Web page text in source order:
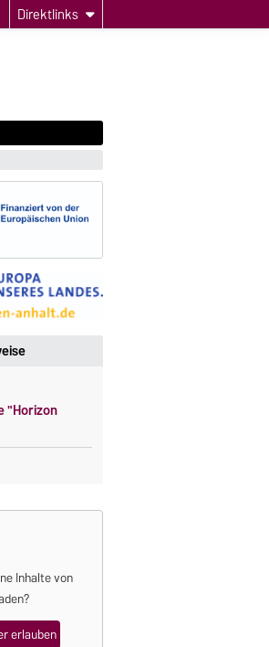
Direktlinks
"Horizon
Inhalte von
erlauben